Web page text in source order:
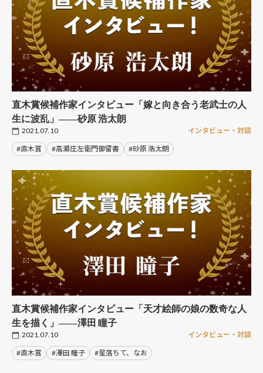
直木賞候補作家インタビュー「嫁と向き合う老武士の人
生に波乱」――砂原 浩太朗
2021.07.10 インタビュー・対談
#直木賞 #高瀬庄左衛門御留書 #砂原 浩太朗
直木賞候補作家インタビュー「天才絵師の娘の数奇な人
生を描く」――澤田 瞳子
2021.07.10 インタビュー・対談
#直木賞 #澤田 瞳子 #星落ちて、なお